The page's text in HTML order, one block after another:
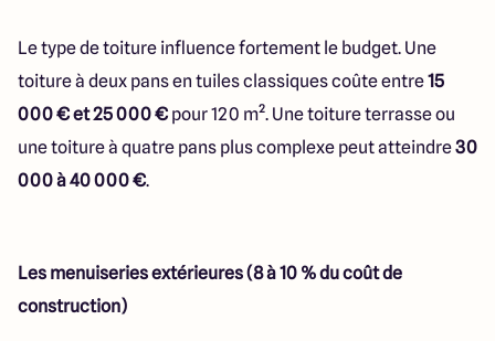
Le type de toiture influence fortement le budget. Une
toiture à deux pans en tuiles classiques coûte entre15
000 € et 25 000 € pour 120 m². Une toiture terrasse ou
une toiture à quatre pans plus complexe peut atteindre30
000 à 40 000 €.
Les menuiseries extérieures (8 à 10 % du coût de
construction)